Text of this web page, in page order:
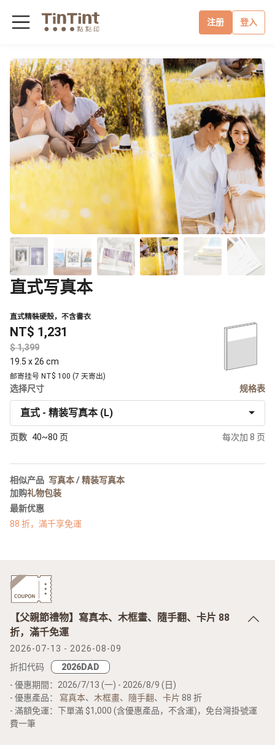
注册 登入
直式写真本
直式精裝硬殼，不含書衣
NT$ 1,231
$
19.5 x 26 cm
邮寄挂号 NT$ 100 (7 天寄出)
选择尺寸 规格表
直式 - 精装写真本 (L)
页数 40~80 页 每次加 8 页
相似产品 写真本/精装写真本
加购礼物包装
最新优惠
88 折，滿千享免運
【父親節禮物】寫真本、木框畫、隨手翻、卡片 88
折，滿千免運
2026-07-13 - 2026-08-09
折扣代码
- 優惠期間：2026/7/13 (一) - 2026/8/9 (日)
- 優惠產品： 寫真本、 木框畫、 隨手翻、 卡片 88 折
- 滿額免運：下單滿 $1,000 (含優惠產品，不含運)，免台灣掛號運
費一筆